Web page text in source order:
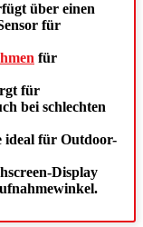
über einen
für
für
für
bei schlechten
ideal für Outdoor-
Display